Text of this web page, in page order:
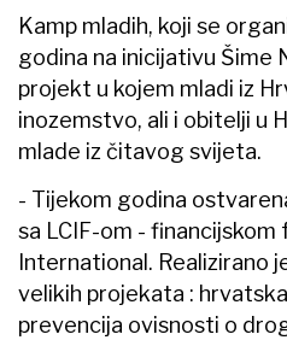
Kamp mladih, koji se
godina na inicijativu Šime
projekt u kojem mladi iz
inozemstvo, ali i obitelji u
mlade iz čitavog svijeta.
- Tijekom godina
sa LCIF-om - financijskom
International. Realizirano
velikih projekata :
prevencija ovisnosti o